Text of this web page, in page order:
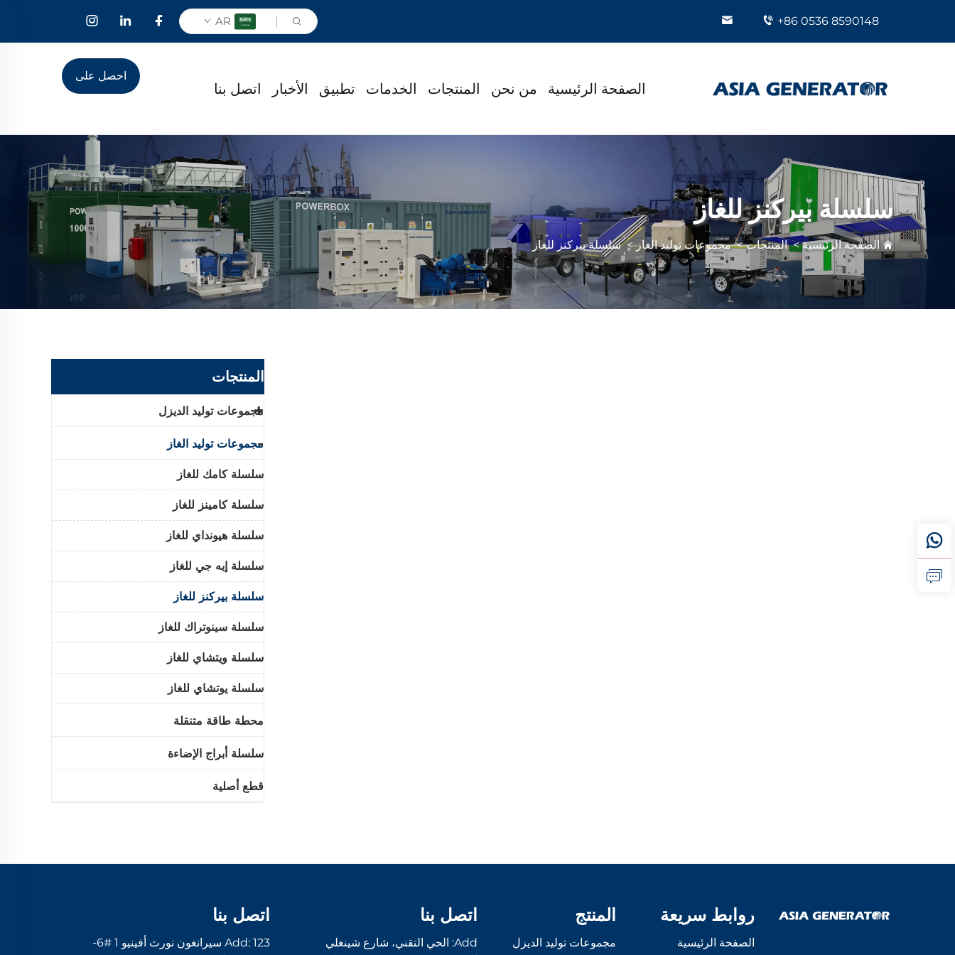
+86 0536 8590148
AR
الصفحة الرئيسية من نحن المنتجات الخدمات تطبيق الأخبار اتصل بنا
احصل على
سلسلة بيركنز للغاز
الصفحة الرئيسية>المنتجات>مجموعات توليد الغاز>سلسلة بيركنز للغاز
المنتجات
مجموعات توليد الديزل
مجموعات توليد الغاز
سلسلة كامك للغاز
سلسلة كامينز للغاز
سلسلة هيونداي للغاز
سلسلة إيه جي للغاز
سلسلة بيركنز للغاز
سلسلة سينوتراك للغاز
سلسلة ويتشاي للغاز
سلسلة يوتشاي للغاز
محطة طاقة متنقلة
سلسلة أبراج الإضاءة
قطع أصلية
روابط سريعة
الصفحة الرئيسية
المنتج
مجموعات توليد الديزل
اتصل بنا
Add: الحي التقني، شارع شينغلي
اتصل بنا
Add: 123 سيرانغون نورث أفينيو 1 #6-